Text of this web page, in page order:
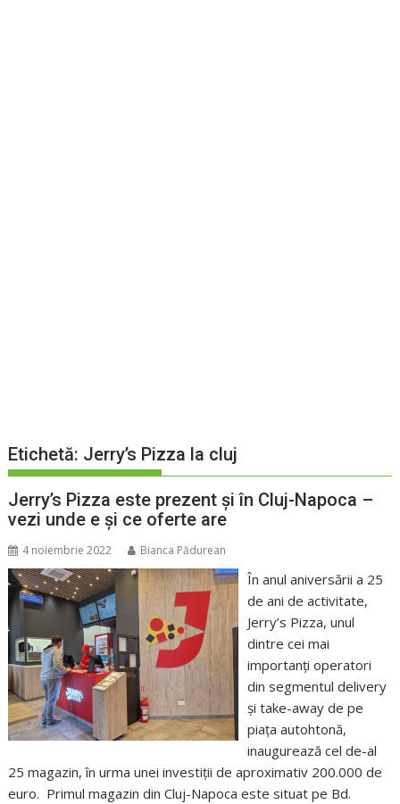
Etichetă: Jerry’s Pizza la cluj
Jerry’s Pizza este prezent și în Cluj-Napoca –
vezi unde e și ce oferte are
4 noiembrie 2022 Bianca Pădurean
În anul aniversării a 25
de ani de activitate,
Jerry’s Pizza, unul
dintre cei mai
importanți operatori
din segmentul delivery
și take-away de pe
piața autohtonă,
inaugurează cel de-al
25 magazin, în urma unei investiții de aproximativ 200.000 de
euro. Primul magazin din Cluj-Napoca este situat pe Bd.